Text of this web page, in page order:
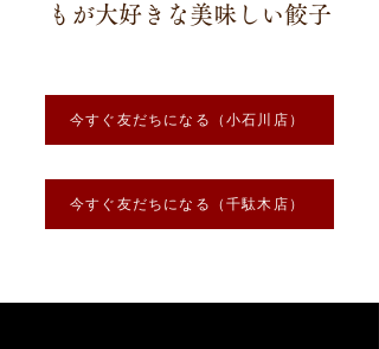
もが大好きな美味しい餃子
今すぐ友だちになる（小石川店）
今すぐ友だちになる（千駄木店）